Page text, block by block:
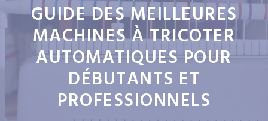
GUIDE DES MEILLEURES
MACHINES À TRICOTER
AUTOMATIQUES POUR
DÉBUTANTS ET
PROFESSIONNELS